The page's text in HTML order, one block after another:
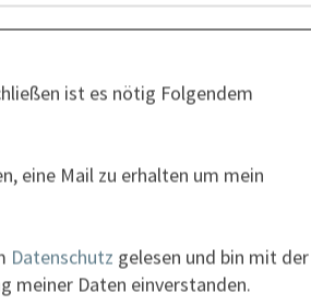
ich an diesem Tag nur mit
die hier auf dem Bild neben der
Basteibrücke daher
so ein Andrang wie oft auf
Fotobegeisterten ganz in
Sonnenaufgang entstanden,
ist es nötig Folgendem
eine Mail zu erhalten um mein
Datenschutz gelesen und bin mit der
meiner Daten einverstanden.